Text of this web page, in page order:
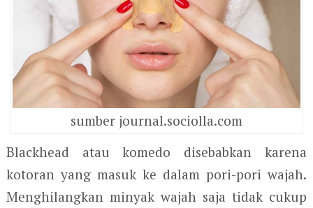
sumber journal.sociolla.com
Blackhead atau komedo disebabkan karena
kotoran yang masuk ke dalam pori-pori wajah.
Menghilangkan minyak wajah saja tidak cukup